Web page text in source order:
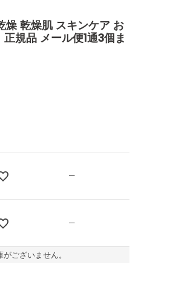
燥 乾燥肌 スキンケア お
規品 メール便1通3個ま
—
—
ございません。